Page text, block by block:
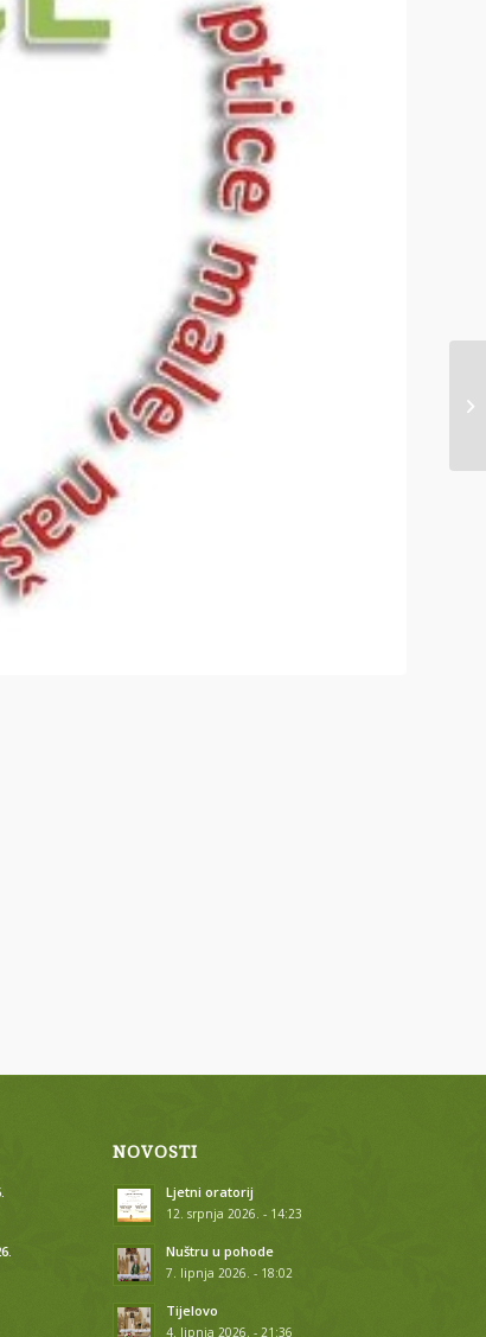
NOVOSTI
Ljetni oratorij
12. srpnja 2026. - 14:23
Nuštru u pohode
7. lipnja 2026. - 18:02
Tijelovo
4. lipnja 2026. - 21:36